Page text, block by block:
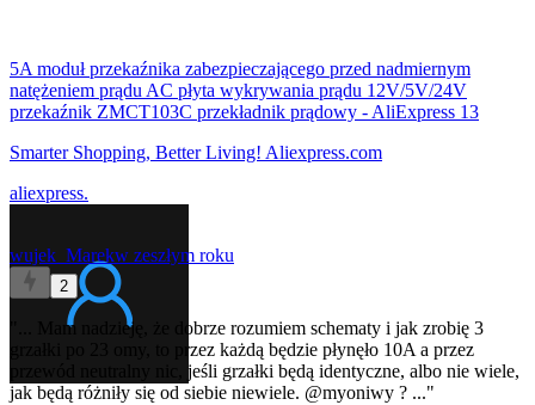
5A moduł przekaźnika zabezpieczającego przed nadmiernym
natężeniem prądu AC płyta wykrywania prądu 12V/5V/24V
przekaźnik ZMCT103C przekładnik prądowy - AliExpress 13
Smarter Shopping, Better Living! Aliexpress.com
aliexpress.
wujek_Marekw zeszłym roku
2
"... Mam nadzieję, że dobrze rozumiem schematy i jak zrobię 3
grzałki po 23 omy, to przez każdą będzie płynęło 10A a przez
przewód neutralny nic, jeśli grzałki będą identyczne, albo nie wiele,
jak będą różniły się od siebie niewiele. @myoniwy ? ..."